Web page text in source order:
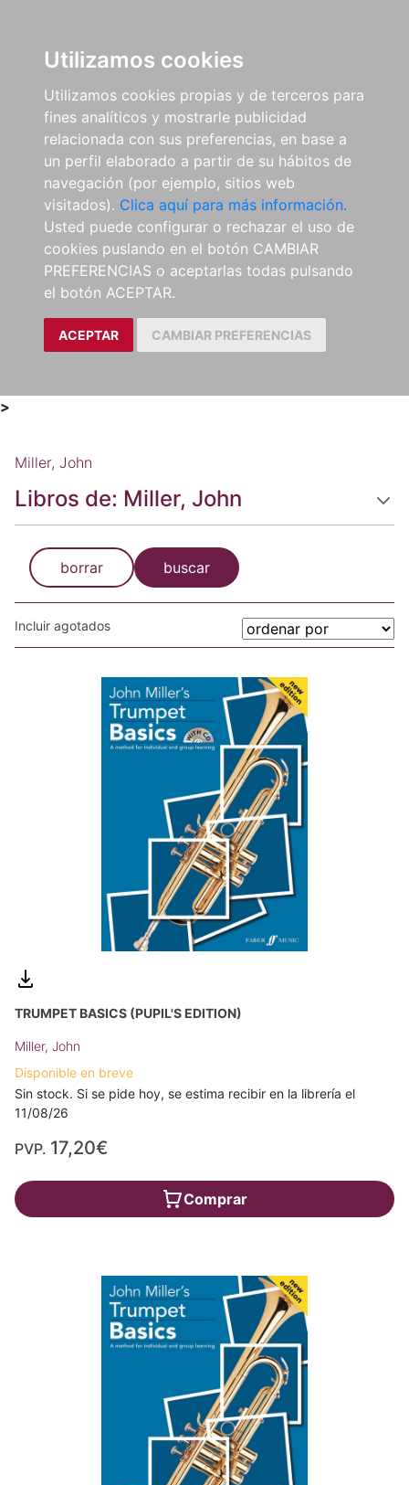
Utilizamos cookies
Utilizamos cookies propias y de terceros para
fines analíticos y mostrarle publicidad
relacionada con sus preferencias, en base a
un perfil elaborado a partir de su hábitos de
navegación (por ejemplo, sitios web
visitados). Clica aquí para más información.
Usted puede configurar o rechazar el uso de
cookies puslando en el botón CAMBIAR
PREFERENCIAS o aceptarlas todas pulsando
el botón ACEPTAR.
ACEPTAR CAMBIAR PREFERENCIAS
>
Miller, John
Libros de: Miller, John
borrar buscar
Incluir agotados
TRUMPET BASICS (PUPIL'S EDITION)
Miller, John
Disponible en breve
Sin stock. Si se pide hoy, se estima recibir en la librería el
11/08/26
PVP. 17,20€
Comprar